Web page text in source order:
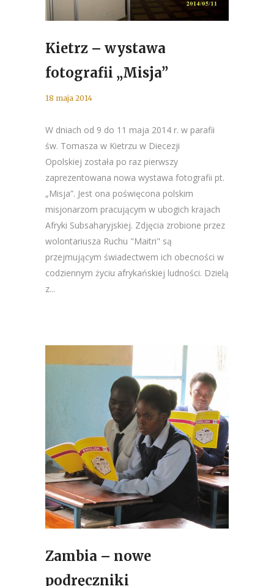
Kietrz – wystawa
fotografii „Misja”
18 maja 2014
W dniach od 9 do 11 maja 2014 r. w parafii
św. Tomasza w Kietrzu w Diecezji
Opolskiej została po raz pierwszy
zaprezentowana nowa wystawa fotografii pt.
„Misja”. Jest ona poświęcona polskim
misjonarzom pracującym w ubogich krajach
Afryki Subsaharyjskiej. Zdjęcia zrobione przez
wolontariusza Ruchu "Maitri" są
przejmującym świadectwem ich obecności w
codziennym życiu afrykańskiej ludności. Dzielą
z...
Zambia – nowe
podręczniki